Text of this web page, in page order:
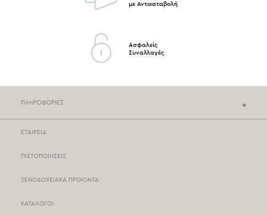
με Αντικαταβολή
Ασφαλείς
Συναλλαγές
ΠΛΗΡΟΦΟΡΙΕΣ
ΕΤΑΙΡΕΙΑ
ΠΙΣΤΟΠΟΙΗΣΕΙΣ
ΞΕΝΟΔΟΧΕΙΑΚΑ ΠΡΟΙΟΝΤΑ
ΚΑΤΑΛΟΓΟΙ